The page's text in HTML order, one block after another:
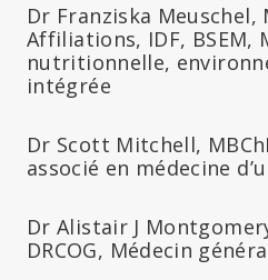
Dr Franziska Meuschel,
Affiliations, IDF, BSEM,
nutritionnelle,
intégrée
Dr Scott Mitchell,
associé en médecine
Dr Alistair J
DRCOG, Médecin